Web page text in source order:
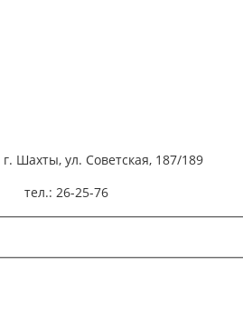
г. Шахты, ул. Советская, 187/189
тел.: 26-25-76